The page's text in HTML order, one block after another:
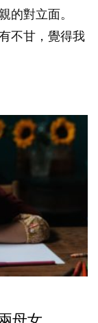
的對立面。
不甘，覺得我